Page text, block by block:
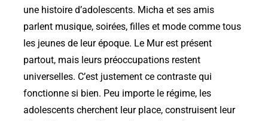
une histoire d’adolescents. Micha et ses amis
parlent musique, soirées, filles et mode comme tous
les jeunes de leur époque. Le Mur est présent
partout, mais leurs préoccupations restent
universelles. C’est justement ce contraste qui
fonctionne si bien. Peu importe le régime, les
adolescents cherchent leur place, construisent leur